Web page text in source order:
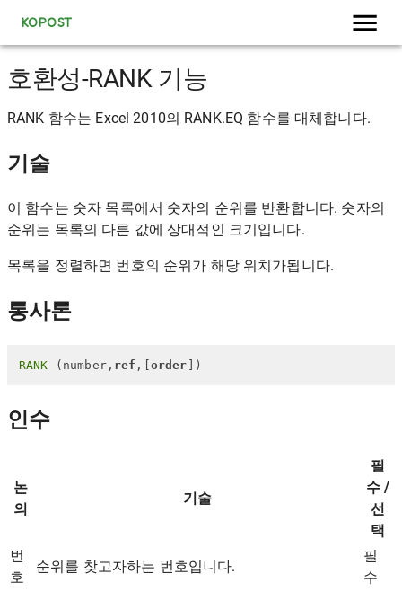
KOPOST
호환성-RANK 기능
RANK 함수는 Excel 2010의 RANK.EQ 함수를 대체합니다.
기술
이 함수는 숫자 목록에서 숫자의 순위를 반환합니다. 숫자의
순위는 목록의 다른 값에 상대적인 크기입니다.
목록을 정렬하면 번호의 순위가 해당 위치가됩니다.
통사론
RANK (number, ref ,[order ])
인수
논
의
기술
필
수 /
선
택
번
호
순위를 찾고자하는 번호입니다.
필
수